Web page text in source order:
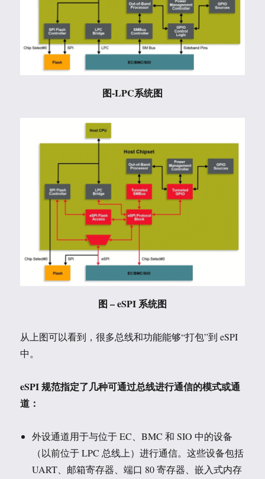
图-LPC系统图
图 – eSPI 系统图
从上图可以看到，很多总线和功能能够“打包”到 eSPI
中。
eSPI规范指定了几种可通过总线进行通信的模式或通
道：
外设通道用于与位于 EC、BMC 和 SIO 中的设备
（以前位于 LPC 总线上）进行通信。这些设备包括
UART、邮箱寄存器、端口 80 寄存器、嵌入式内存